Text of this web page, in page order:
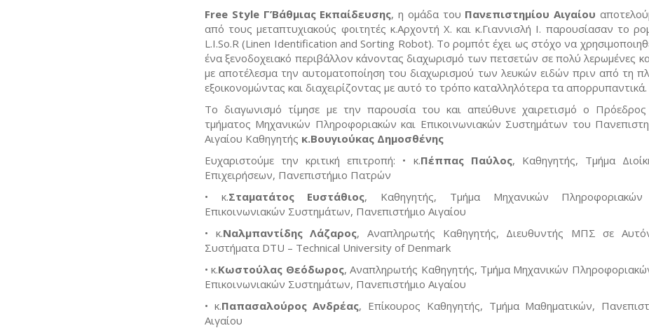
Free Style Γ’Βάθμιας Εκπαίδευσης, η ομάδα του Πανεπιστημίου Αιγαίου
από τους μεταπτυχιακούς φοιτητές κ.Αρχοντή Χ. και κ.Γιαννισλή Ι. παρουσίασαν το
L.I.So.R (Linen Identification and Sorting Robot). Το ρομπότ έχει ως στόχο να
ένα ξενοδοχειακό περιβάλλον κάνοντας διαχωρισμό των πετσετών σε πολύ λερωμένες
με αποτέλεσμα την αυτοματοποίηση του διαχωρισμού των λευκών ειδών πριν από τη
εξοικονομώντας και διαχειρίζοντας με αυτό το τρόπο καταλληλότερα τα απορρυπαντικά.
Το διαγωνισμό τίμησε με την παρουσία του και απεύθυνε χαιρετισμό ο
τμήματος Μηχανικών Πληροφοριακών και Επικοινωνιακών Συστημάτων του
Αιγαίου Καθηγητής κ.Βουγιούκας Δημοσθένης
Ευχαριστούμε την κριτική επιτροπή: • κ.Πέππας Παύλος, Καθηγητής, Τμήμα
Επιχειρήσεων, Πανεπιστήμιο Πατρών
• κ.Σταματάτος Ευστάθιος, Καθηγητής, Τμήμα Μηχανικών Πληροφοριακών
Επικοινωνιακών Συστημάτων, Πανεπιστήμιο Αιγαίου
• κ.Ναλμπαντίδης Λάζαρος, Αναπληρωτής Καθηγητής, Διευθυντής ΜΠΣ σε
Συστήματα DTU – Technical University of Denmark
• κ.Κωστούλας Θεόδωρος, Αναπληρωτής Καθηγητής, Τμήμα Μηχανικών
Επικοινωνιακών Συστημάτων, Πανεπιστήμιο Αιγαίου
• κ.Παπασαλούρος Ανδρέας, Επίκουρος Καθηγητής, Τμήμα Μαθηματικών,
Αιγαίου